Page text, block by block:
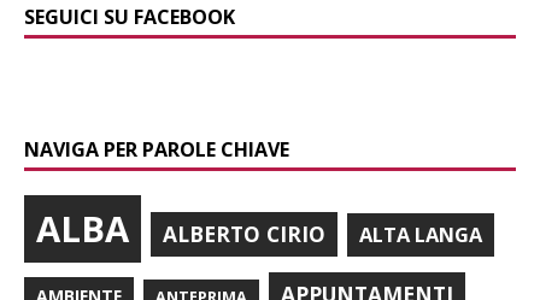
SEGUICI SU FACEBOOK
NAVIGA PER PAROLE CHIAVE
ALBA ALBERTO CIRIO ALTA LANGA
APPUNTAMENTI